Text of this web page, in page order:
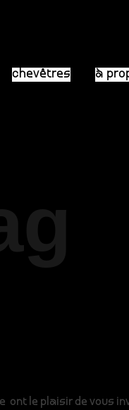
chevêtres à
ont le plaisir de vous